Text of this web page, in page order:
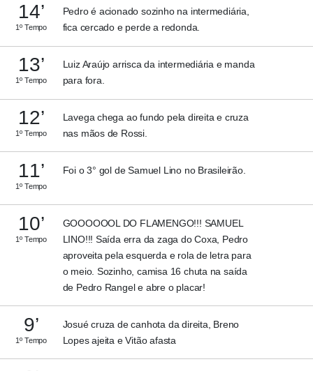
14’
1º Tempo
Pedro é acionado sozinho na intermediária,
fica cercado e perde a redonda.
13’
1º Tempo
Luiz Araújo arrisca da intermediária e manda
para fora.
12’
1º Tempo
Lavega chega ao fundo pela direita e cruza
nas mãos de Rossi.
11’
1º Tempo
Foi o 3° gol de Samuel Lino no Brasileirão.
10’
1º Tempo
GOOOOOOL DO FLAMENGO!!! SAMUEL
LINO!!! Saída erra da zaga do Coxa, Pedro
aproveita pela esquerda e rola de letra para
o meio. Sozinho, camisa 16 chuta na saída
de Pedro Rangel e abre o placar!
9’
1º Tempo
Josué cruza de canhota da direita, Breno
Lopes ajeita e Vitão afasta